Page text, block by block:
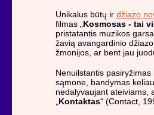
Unikalus būtų ir džiazo
filmas „Kosmosas - tai
pristatantis muzikos
žavią avangardinio
žmonijos, ar bent jau
Nenuilstantis
sąmone, bandymas
nedalyvaujant ateiviams,
Kontaktas“ (Contact,